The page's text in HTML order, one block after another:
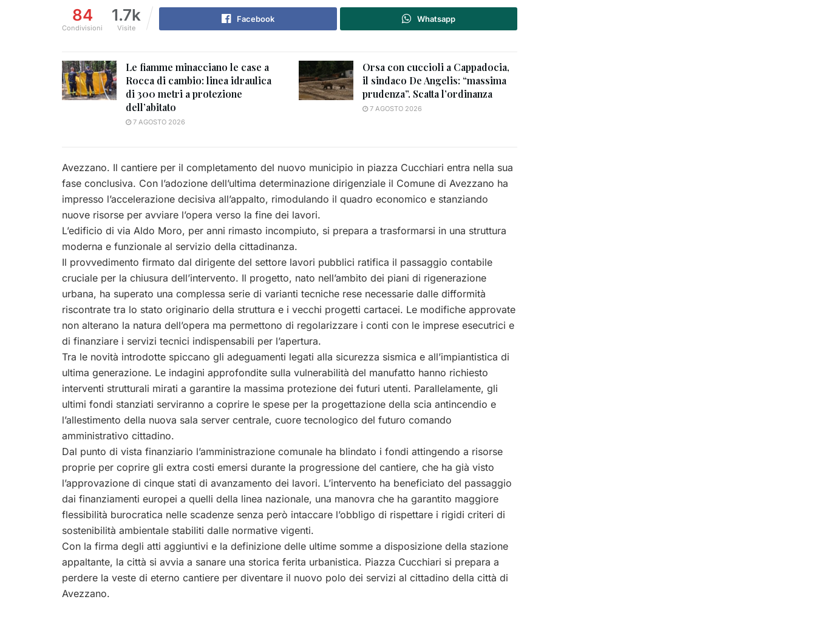
84
Condivisioni
1.7k
Visite
Facebook Whatsapp
Le fiamme minacciano le case a
Rocca di cambio: linea idraulica
di 300 metri a protezione
dell’abitato
7 AGOSTO 2026
Orsa con cuccioli a Cappadocia,
il sindaco De Angelis: “massima
prudenza”. Scatta l’ordinanza
7 AGOSTO 2026
Avezzano. Il cantiere per il completamento del nuovo municipio in piazza Cucchiari entra nella sua
fase conclusiva. Con l’adozione dell’ultima determinazione dirigenziale il Comune di Avezzano ha
impresso l’accelerazione decisiva all’appalto, rimodulando il quadro economico e stanziando
nuove risorse per avviare l’opera verso la fine dei lavori.
L’edificio di via Aldo Moro, per anni rimasto incompiuto, si prepara a trasformarsi in una struttura
moderna e funzionale al servizio della cittadinanza.
Il provvedimento firmato dal dirigente del settore lavori pubblici ratifica il passaggio contabile
cruciale per la chiusura dell’intervento. Il progetto, nato nell’ambito dei piani di rigenerazione
urbana, ha superato una complessa serie di varianti tecniche rese necessarie dalle difformità
riscontrate tra lo stato originario della struttura e i vecchi progetti cartacei. Le modifiche approvate
non alterano la natura dell’opera ma permettono di regolarizzare i conti con le imprese esecutrici e
di finanziare i servizi tecnici indispensabili per l’apertura.
Tra le novità introdotte spiccano gli adeguamenti legati alla sicurezza sismica e all’impiantistica di
ultima generazione. Le indagini approfondite sulla vulnerabilità del manufatto hanno richiesto
interventi strutturali mirati a garantire la massima protezione dei futuri utenti. Parallelamente, gli
ultimi fondi stanziati serviranno a coprire le spese per la progettazione della scia antincendio e
l’allestimento della nuova sala server centrale, cuore tecnologico del futuro comando
amministrativo cittadino.
Dal punto di vista finanziario l’amministrazione comunale ha blindato i fondi attingendo a risorse
proprie per coprire gli extra costi emersi durante la progressione del cantiere, che ha già visto
l’approvazione di cinque stati di avanzamento dei lavori. L’intervento ha beneficiato del passaggio
dai finanziamenti europei a quelli della linea nazionale, una manovra che ha garantito maggiore
flessibilità burocratica nelle scadenze senza però intaccare l’obbligo di rispettare i rigidi criteri di
sostenibilità ambientale stabiliti dalle normative vigenti.
Con la firma degli atti aggiuntivi e la definizione delle ultime somme a disposizione della stazione
appaltante, la città si avvia a sanare una storica ferita urbanistica. Piazza Cucchiari si prepara a
perdere la veste di eterno cantiere per diventare il nuovo polo dei servizi al cittadino della città di
Avezzano.